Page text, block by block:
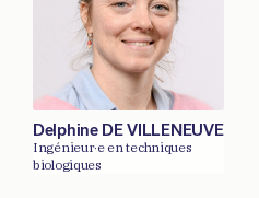
Delphine DE VILLENEUVE
Ingénieur·e en techniques
biologiques